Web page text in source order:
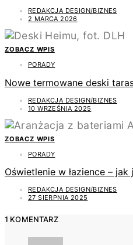
REDAKCJA DESIGN/BIZNES
2 MARCA 2026
ZOBACZ WPIS
PORADY
Nowe termowane deski
REDAKCJA DESIGN/BIZNES
10 WRZEŚNIA 2025
ZOBACZ WPIS
PORADY
Oświetlenie w łazience –
REDAKCJA DESIGN/BIZNES
27 SIERPNIA 2025
1 KOMENTARZ